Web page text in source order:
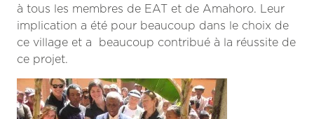
à tous les membres de EAT et de Amahoro. Leur
implication a été pour beaucoup dans le choix de
ce village et a beaucoup contribué à la réussite de
ce projet.